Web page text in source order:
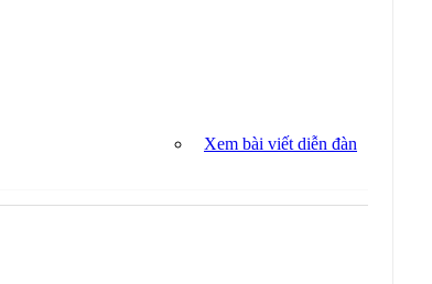
Xem bài viết diễn đàn